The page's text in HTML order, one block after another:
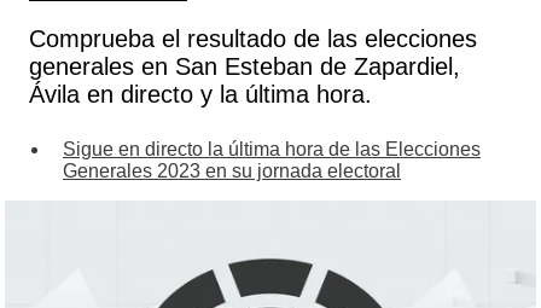
Comprueba el resultado de las elecciones
generales en San Esteban de Zapardiel,
Ávila en directo y la última hora.
Sigue en directo la última hora de las Elecciones
Generales 2023 en su jornada electoral